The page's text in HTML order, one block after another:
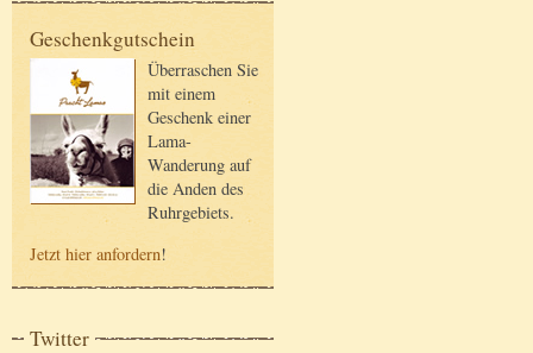
Geschenkgutschein
Überraschen Sie
mit einem
Geschenk einer
Lama-
Wanderung auf
die Anden des
Ruhrgebiets.
Jetzt hier anfordern!
Twitter